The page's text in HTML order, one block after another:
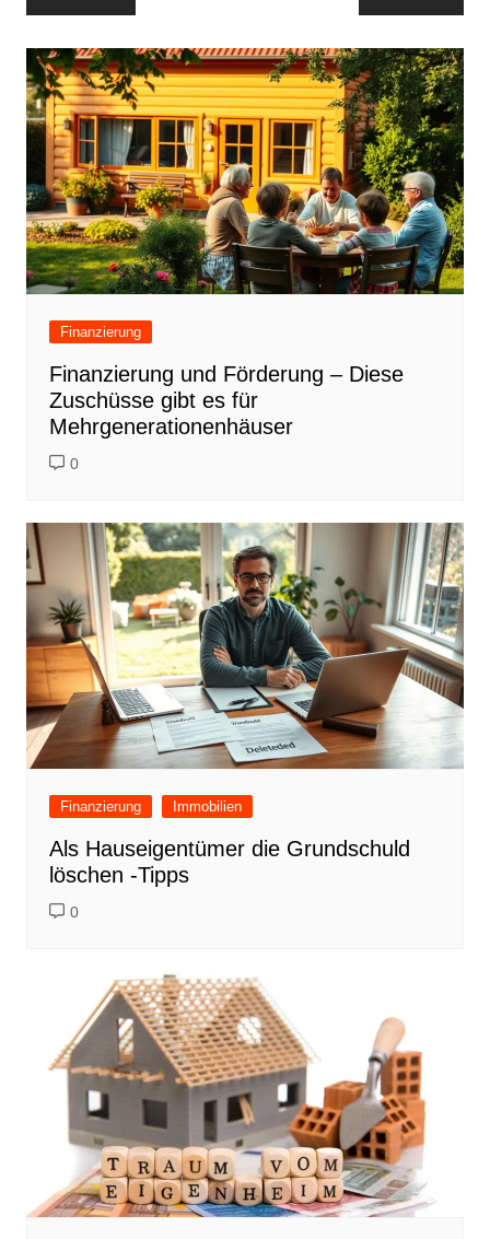
Finanzierung
Finanzierung und Förderung – Diese
Zuschüsse gibt es für
Mehrgenerationenhäuser
0
Finanzierung Immobilien
Als Hauseigentümer die Grundschuld
löschen -Tipps
0